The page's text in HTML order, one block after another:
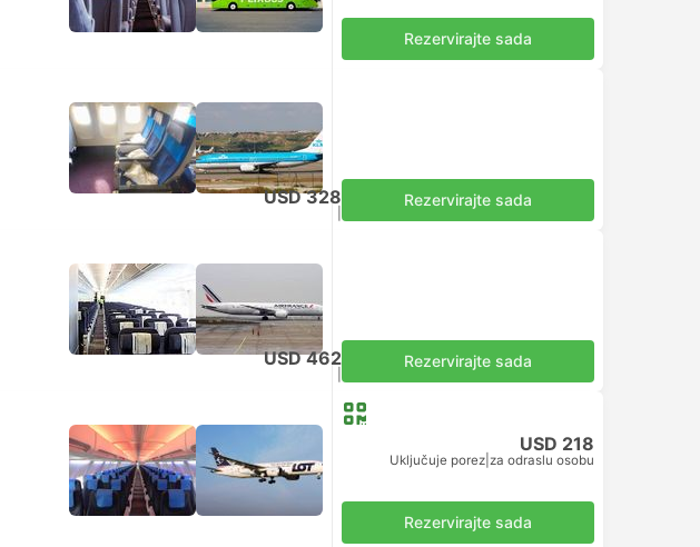
Rezervirajte sada
USD 328 Rezervirajte sada
USD 462 Rezervirajte sada
USD 218
Uključuje porez za odraslu osobu
Rezervirajte sada